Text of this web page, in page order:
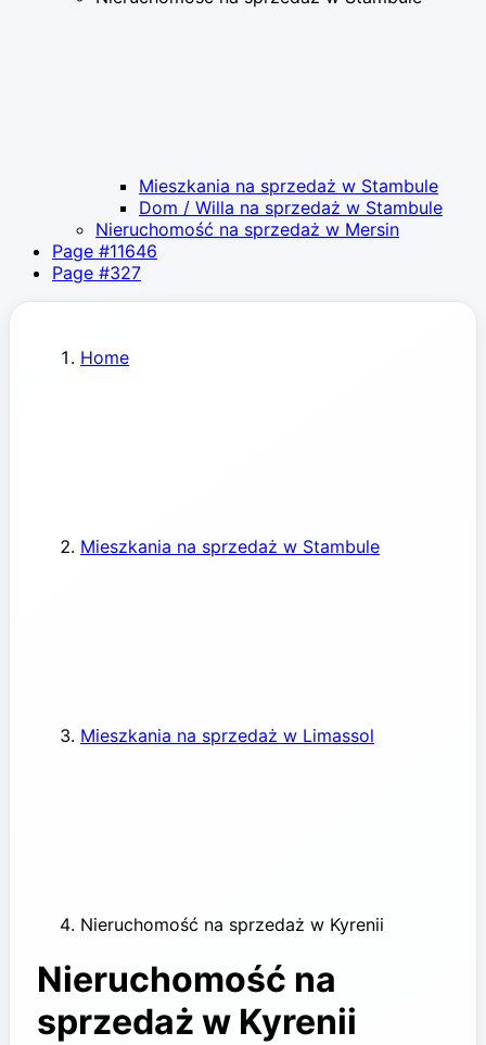
Mieszkania na sprzedaż w Stambule
Dom / Willa na sprzedaż w Stambule
Nieruchomość na sprzedaż w Mersin
Page #11646
Page #327
Home
Mieszkania na sprzedaż w Stambule
Mieszkania na sprzedaż w Limassol
Nieruchomość na sprzedaż w Kyrenii
Nieruchomość na
sprzedaż w Kyrenii